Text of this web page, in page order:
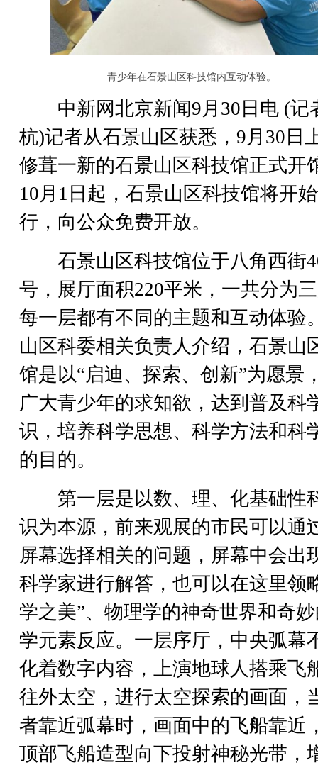
青少年在石景山区科技馆内互动体验。
中新网北京新闻9月30日电 (记
杭)记者从石景山区获悉，9月30日
修葺一新的石景山区科技馆正式开
10月1日起，石景山区科技馆将开
行，向公众免费开放。
石景山区科技馆位于八角西街
号，展厅面积220平米，一共分为
每一层都有不同的主题和互动体验
山区科委相关负责人介绍，石景山
馆是以“启迪、探索、创新”为愿景
广大青少年的求知欲，达到普及科
识，培养科学思想、科学方法和科
的目的。
第一层是以数、理、化基础性
识为本源，前来观展的市民可以通
屏幕选择相关的问题，屏幕中会出
科学家进行解答，也可以在这里领
学之美”、物理学的神奇世界和奇
学元素反应。一层序厅，中央弧幕
化着数字内容，上演地球人搭乘飞
往外太空，进行太空探索的画面，
者靠近弧幕时，画面中的飞船靠近
顶部飞船造型向下投射神秘光带，